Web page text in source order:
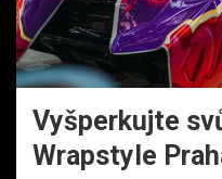
Vyšperkujte
Wrapstyle